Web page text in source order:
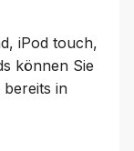
iPod touch,
können Sie
in